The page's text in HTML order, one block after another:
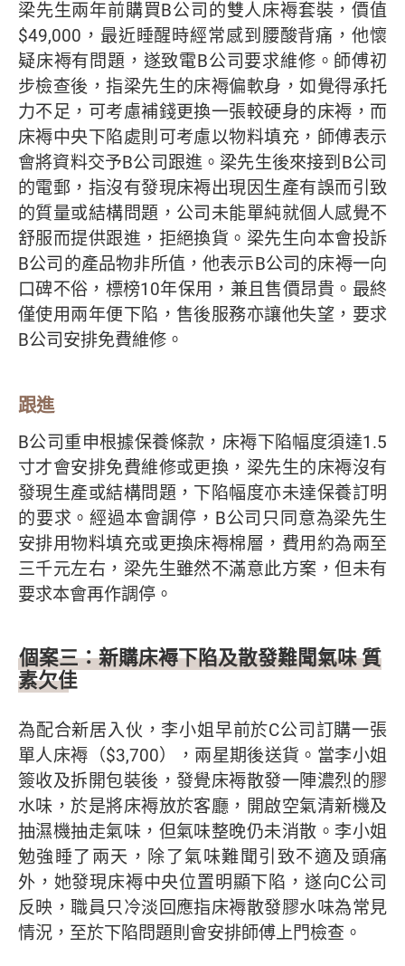
梁先生兩年前購買B公司的雙人床褥套裝，價值
$49,000，最近睡醒時經常感到腰酸背痛，他懷
疑床褥有問題，遂致電B公司要求維修。師傅初
步檢查後，指梁先生的床褥偏軟身，如覺得承托
力不足，可考慮補錢更換一張較硬身的床褥，而
床褥中央下陷處則可考慮以物料填充，師傅表示
會將資料交予B公司跟進。梁先生後來接到B公司
的電郵，指沒有發現床褥出現因生產有誤而引致
的質量或結構問題，公司未能單純就個人感覺不
舒服而提供跟進，拒絕換貨。梁先生向本會投訴
B公司的產品物非所值，他表示B公司的床褥一向
口碑不俗，標榜10年保用，兼且售價昂貴。最終
僅使用兩年便下陷，售後服務亦讓他失望，要求
B公司安排免費維修。
跟進
B公司重申根據保養條款，床褥下陷幅度須達1.5
寸才會安排免費維修或更換，梁先生的床褥沒有
發現生產或結構問題，下陷幅度亦未達保養訂明
的要求。經過本會調停，B公司只同意為梁先生
安排用物料填充或更換床褥棉層，費用約為兩至
三千元左右，梁先生雖然不滿意此方案，但未有
要求本會再作調停。
個案三：新購床褥下陷及散發難聞氣味 質
素欠佳
為配合新居入伙，李小姐早前於C公司訂購一張
單人床褥（$3,700），兩星期後送貨。當李小姐
簽收及拆開包裝後，發覺床褥散發一陣濃烈的膠
水味，於是將床褥放於客廳，開啟空氣清新機及
抽濕機抽走氣味，但氣味整晚仍未消散。李小姐
勉強睡了兩天，除了氣味難聞引致不適及頭痛
外，她發現床褥中央位置明顯下陷，遂向C公司
反映，職員只冷淡回應指床褥散發膠水味為常見
情況，至於下陷問題則會安排師傅上門檢查。